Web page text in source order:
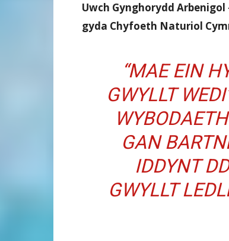
Uwch Gynghorydd
gyda Chyfoeth Naturiol
“MAE EIN
GWYLLT
GAN
IDDYNT
GWYLLT